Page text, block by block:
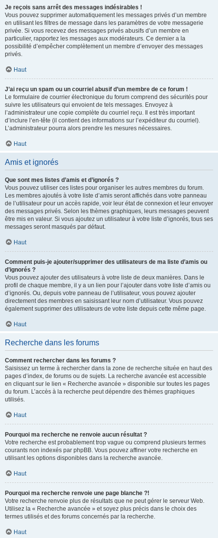
Je reçois sans arrêt des messages indésirables !
Vous pouvez supprimer automatiquement les messages privés d’un membre
en utilisant les filtres de message dans les paramètres de votre messagerie
privée. Si vous recevez des messages privés abusifs d’un membre en
particulier, rapportez les messages aux modérateurs. Ce dernier a la
possibilité d’empêcher complètement un membre d’envoyer des messages
privés.
Haut
J’ai reçu un spam ou un courriel abusif d’un membre de ce forum !
Le formulaire de courrier électronique du forum comprend des sécurités pour
suivre les utilisateurs qui envoient de tels messages. Envoyez à
l’administrateur une copie complète du courriel reçu. Il est très important
d’inclure l’en-tête (il contient des informations sur l’expéditeur du courriel).
L’administrateur pourra alors prendre les mesures nécessaires.
Haut
Amis et ignorés
Que sont mes listes d’amis et d’ignorés ?
Vous pouvez utiliser ces listes pour organiser les autres membres du forum.
Les membres ajoutés à votre liste d’amis seront affichés dans votre panneau
de l’utilisateur pour un accès rapide, voir leur état de connexion et leur envoyer
des messages privés. Selon les thèmes graphiques, leurs messages peuvent
être mis en valeur. Si vous ajoutez un utilisateur à votre liste d’ignorés, tous ses
messages seront masqués par défaut.
Haut
Comment puis-je ajouter/supprimer des utilisateurs de ma liste d’amis ou
d’ignorés ?
Vous pouvez ajouter des utilisateurs à votre liste de deux manières. Dans le
profil de chaque membre, il y a un lien pour l’ajouter dans votre liste d’amis ou
d’ignorés. Ou, depuis votre panneau de l’utilisateur, vous pouvez ajouter
directement des membres en saisissant leur nom d’utilisateur. Vous pouvez
également supprimer des utilisateurs de votre liste depuis cette même page.
Haut
Recherche dans les forums
Comment rechercher dans les forums ?
Saisissez un terme à rechercher dans la zone de recherche située en haut des
pages d’index, de forums ou de sujets. La recherche avancée est accessible
en cliquant sur le lien « Recherche avancée » disponible sur toutes les pages
du forum. L’accès à la recherche peut dépendre des thèmes graphiques
utilisés.
Haut
Pourquoi ma recherche ne renvoie aucun résultat ?
Votre recherche est probablement trop vague ou comprend plusieurs termes
courants non indexés par phpBB. Vous pouvez affiner votre recherche en
utilisant les options disponibles dans la recherche avancée.
Haut
Pourquoi ma recherche renvoie une page blanche ?!
Votre recherche renvoie plus de résultats que ne peut gérer le serveur Web.
Utilisez la « Recherche avancée » et soyez plus précis dans le choix des
termes utilisés et des forums concernés par la recherche.
Haut